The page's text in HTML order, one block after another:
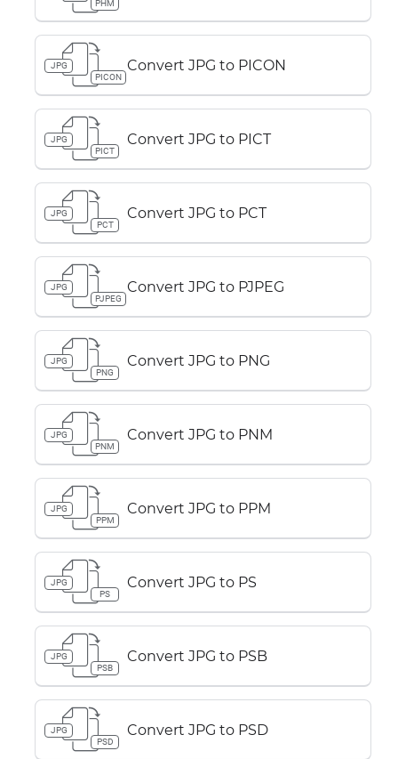
PHM
JPG
PICON
Convert JPG to PICON
JPG
PICT
Convert JPG to PICT
JPG
PCT
Convert JPG to PCT
JPG
PJPEG
Convert JPG to PJPEG
JPG
PNG
Convert JPG to PNG
JPG
PNM
Convert JPG to PNM
JPG
PPM
Convert JPG to PPM
JPG
PS
Convert JPG to PS
JPG
PSB
Convert JPG to PSB
JPG
PSD
Convert JPG to PSD